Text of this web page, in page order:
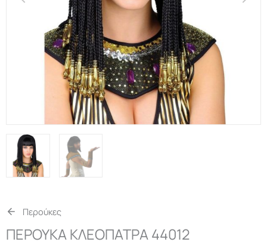
Περούκες
ΠΕΡΟΥΚΑ ΚΛΕΟΠΑΤΡΑ 44012